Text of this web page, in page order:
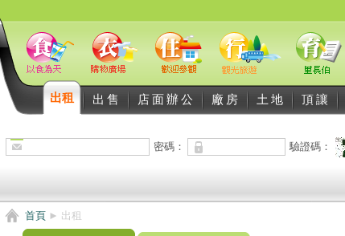
出租 出售 店面辦公 廠房 土地 頂讓
密碼： 驗證碼：
首頁 ► 出租